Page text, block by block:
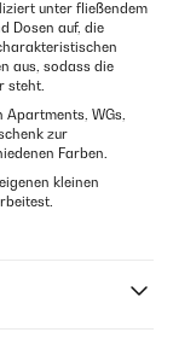
unter fließendem
Dosen auf, die
aus, sodass die
steht.
Apartments, WGs,
zur
Farben.
kleinen